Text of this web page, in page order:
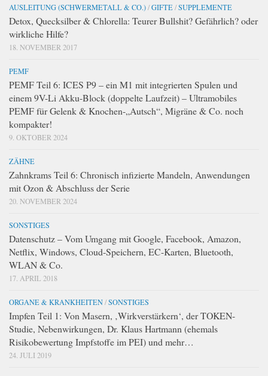
AUSLEITUNG (SCHWERMETALL & CO.)/GIFTE/SUPPLEMENTE
Detox, Quecksilber & Chlorella: Teurer Bullshit? Gefährlich? oder
wirkliche Hilfe?
18. NOVEMBER 2017
PEMF
PEMF Teil 6: ICES P9 – ein M1 mit integrierten Spulen und
einem 9V-Li Akku-Block (doppelte Laufzeit) – Ultramobiles
PEMF für Gelenk & Knochen-„Autsch“, Migräne & Co. noch
kompakter!
9. OKTOBER 2024
ZÄHNE
Zahnkrams Teil 6: Chronisch infizierte Mandeln, Anwendungen
mit Ozon & Abschluss der Serie
20. NOVEMBER 2024
SONSTIGES
Datenschutz – Vom Umgang mit Google, Facebook, Amazon,
Netflix, Windows, Cloud-Speichern, EC-Karten, Bluetooth,
WLAN & Co.
17. APRIL 2018
ORGANE & KRANKHEITEN/SONSTIGES
Impfen Teil 1: Von Masern, ‚Wirkverstärkern‘, der TOKEN-
Studie, Nebenwirkungen, Dr. Klaus Hartmann (ehemals
Risikobewertung Impfstoffe im PEI) und mehr…
24. JULI 2019